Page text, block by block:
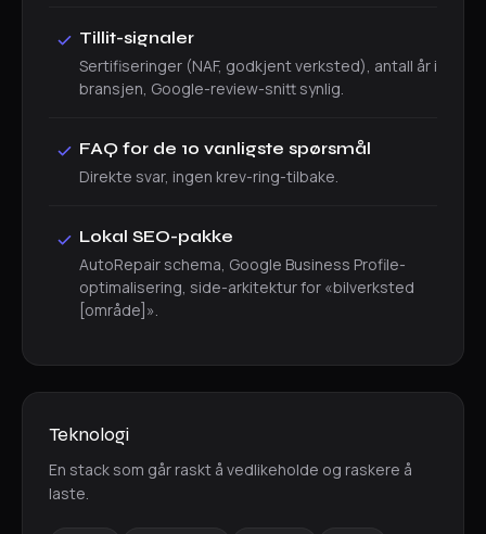
Tillit-signaler
Sertifiseringer (NAF, godkjent verksted), antall år i
bransjen, Google-review-snitt synlig.
FAQ for de 10 vanligste spørsmål
Direkte svar, ingen krev-ring-tilbake.
Lokal SEO-pakke
AutoRepair schema, Google Business Profile-
optimalisering, side-arkitektur for «bilverksted
[område]».
Teknologi
En stack som går raskt å vedlikeholde og raskere å
laste.